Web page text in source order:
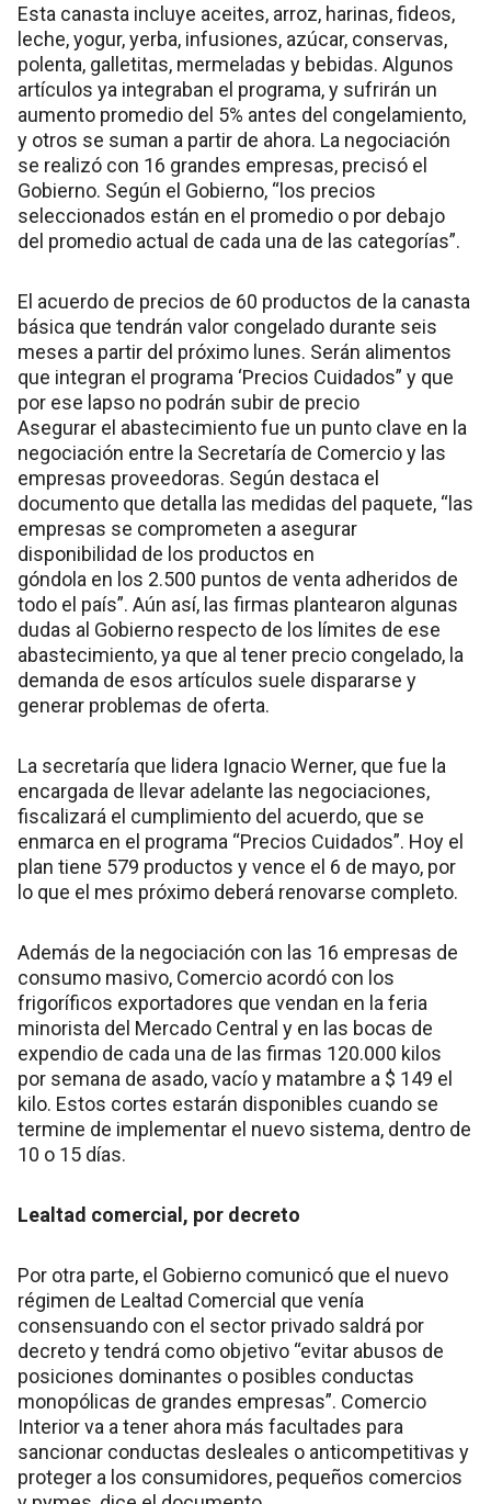
Esta canasta incluye aceites, arroz, harinas, fideos,
leche, yogur, yerba, infusiones, azúcar, conservas,
polenta, galletitas, mermeladas y bebidas. Algunos
artículos ya integraban el programa, y sufrirán un
aumento promedio del 5% antes del congelamiento,
y otros se suman a partir de ahora. La negociación
se realizó con 16 grandes empresas, precisó el
Gobierno. Según el Gobierno, “los precios
seleccionados están en el promedio o por debajo
del promedio actual de cada una de las categorías”.
El acuerdo de precios de 60 productos de la canasta
básica que tendrán valor congelado durante seis
meses a partir del próximo lunes. Serán alimentos
que integran el programa ‘Precios Cuidados” y que
por ese lapso no podrán subir de precio
Asegurar el abastecimiento fue un punto clave en la
negociación entre la Secretaría de Comercio y las
empresas proveedoras. Según destaca el
documento que detalla las medidas del paquete, “las
empresas se comprometen a asegurar
disponibilidad de los productos en
góndola en los 2.500 puntos de venta adheridos de
todo el país”. Aún así, las firmas plantearon algunas
dudas al Gobierno respecto de los límites de ese
abastecimiento, ya que al tener precio congelado, la
demanda de esos artículos suele dispararse y
generar problemas de oferta.
La secretaría que lidera Ignacio Werner, que fue la
encargada de llevar adelante las negociaciones,
fiscalizará el cumplimiento del acuerdo, que se
enmarca en el programa “Precios Cuidados”. Hoy el
plan tiene 579 productos y vence el 6 de mayo, por
lo que el mes próximo deberá renovarse completo.
Además de la negociación con las 16 empresas de
consumo masivo, Comercio acordó con los
frigoríficos exportadores que vendan en la feria
minorista del Mercado Central y en las bocas de
expendio de cada una de las firmas 120.000 kilos
por semana de asado, vacío y matambre a $ 149 el
kilo. Estos cortes estarán disponibles cuando se
termine de implementar el nuevo sistema, dentro de
10 o 15 días.
Lealtad comercial, por decreto
Por otra parte, el Gobierno comunicó que el nuevo
régimen de Lealtad Comercial que venía
consensuando con el sector privado saldrá por
decreto y tendrá como objetivo “evitar abusos de
posiciones dominantes o posibles conductas
monopólicas de grandes empresas”. Comercio
Interior va a tener ahora más facultades para
sancionar conductas desleales o anticompetitivas y
proteger a los consumidores, pequeños comercios